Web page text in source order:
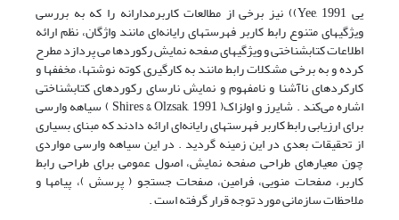
یی Yee, 1991)) نیز برخی از مطالعات کاربرمدارانه را که به بررسی
ویژگیهای متنوع رابط کاربر فهرستهای رایانه‌ای مانند واژگان، نظم ارائه
اطلاعات کتابشناختی و ویژگیهای صفحه نمایش رکوردها می پردازد مطرح
کرده و به برخی مشکلات رابط مانند به کارگیری کوته نوشتها، مخففها و
کارکردهای ناآشنا و نامفهوم و نمایش نارسای رکوردهای کتابشناختی
اشاره می‌کند . شایرز و اولزاک( Shires & Olzsak, 1991 ) سیاهه وارسی
برای ارزیابی رابط کاربر فهرستهای رایانه‌ای ارائه دادند که مبنای بسیاری
از تحقیقات بعدی در این زمینه گردید . در این سیاهه وارسی مواردی
چون معیارهای طراحی صفحه نمایش، اصول عمومی برای طراحی رابط
کاربر، صفحات منویی، فرامین، صفحات جستجو ( پرسش )، پیامها و
ملاحظات سازمانی مورد توجه قرار گرفته است .